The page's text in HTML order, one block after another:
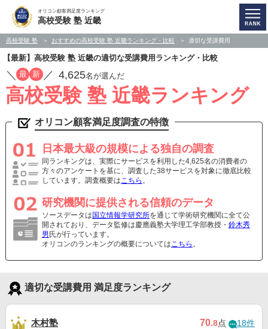
オリコン顧客満足度ランキング
高校受験 塾 近畿
高校受験 塾 おすすめの高校受験 塾 近畿ランキング・比較 適切な受講費用
【最新】高校受験 塾 近畿の適切な受講費用ランキング・比較
／ 最 新 ／ 4,625名が選んだ
高校受験 塾 近畿ランキング
オリコン顧客満足度調査の特徴
日本最大級の規模による独自の調査
同ランキングは、実際にサービスを利用した4,625名の消費者の
方々のアンケートを基に、調査した38サービスを対象に徹底比較
しています。調査概要はこちら 。
研究機関に提供される信頼のデータ
ソースデータは 国立情報学研究所を通じて学術研究機関に全て公
開されており、データ監修は慶應義塾大学理工学部教授・ 鈴木秀
男 氏が行っています。
オリコンのランキングの概要についてはこちら 。
適切な受講費用 満足度ランキング
木村塾 70.8点 18件